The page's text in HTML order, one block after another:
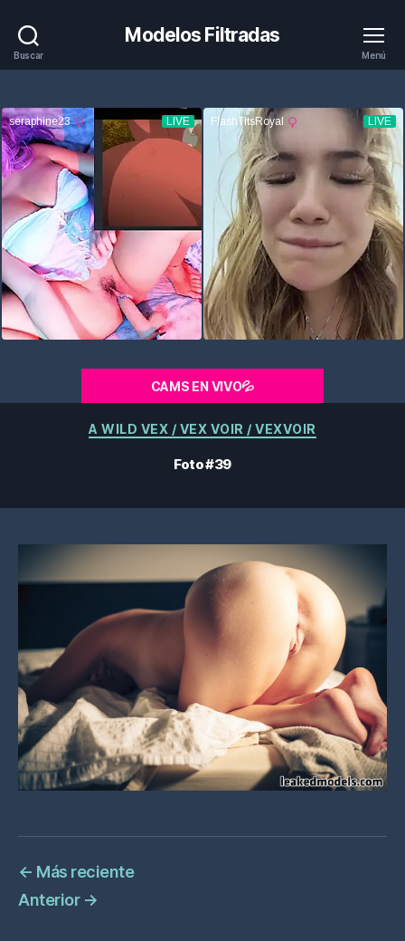
Buscar
Modelos Filtradas
Menú
CAMS EN VIVO💦
Categorías
A WILD VEX / VEX VOIR / VEXVOIR
Foto #39
← Más reciente
Anterior →